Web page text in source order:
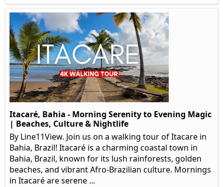
Itacaré, Bahia - Morning Serenity to Evening Magic
| Beaches, Culture & Nightlife
By Line11View. Join us on a walking tour of Itacare in
Bahia, Brazil! Itacaré is a charming coastal town in
Bahia, Brazil, known for its lush rainforests, golden
beaches, and vibrant Afro-Brazilian culture. Mornings
in Itacaré are serene ...